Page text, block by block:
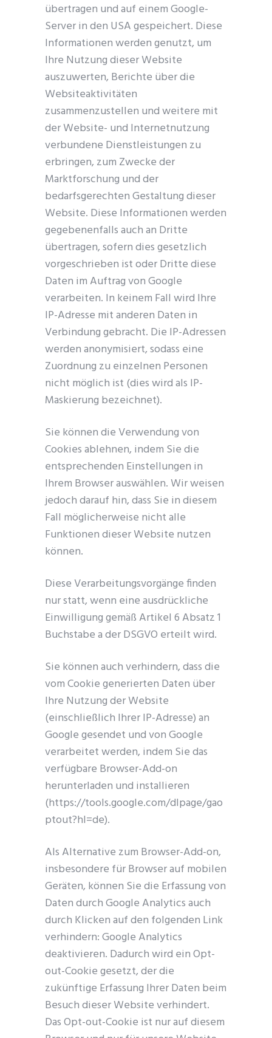
übertragen und auf einem Google-
Server in den USA gespeichert. Diese
Informationen werden genutzt, um
Ihre Nutzung dieser Website
auszuwerten, Berichte über die
Websiteaktivitäten
zusammenzustellen und weitere mit
der Website- und Internetnutzung
verbundene Dienstleistungen zu
erbringen, zum Zwecke der
Marktforschung und der
bedarfsgerechten Gestaltung dieser
Website. Diese Informationen werden
gegebenenfalls auch an Dritte
übertragen, sofern dies gesetzlich
vorgeschrieben ist oder Dritte diese
Daten im Auftrag von Google
verarbeiten. In keinem Fall wird Ihre
IP-Adresse mit anderen Daten in
Verbindung gebracht. Die IP-Adressen
werden anonymisiert, sodass eine
Zuordnung zu einzelnen Personen
nicht möglich ist (dies wird als IP-
Maskierung bezeichnet).
Sie können die Verwendung von
Cookies ablehnen, indem Sie die
entsprechenden Einstellungen in
Ihrem Browser auswählen. Wir weisen
jedoch darauf hin, dass Sie in diesem
Fall möglicherweise nicht alle
Funktionen dieser Website nutzen
können.
Diese Verarbeitungsvorgänge finden
nur statt, wenn eine ausdrückliche
Einwilligung gemäß Artikel 6 Absatz 1
Buchstabe a der DSGVO erteilt wird.
Sie können auch verhindern, dass die
vom Cookie generierten Daten über
Ihre Nutzung der Website
(einschließlich Ihrer IP-Adresse) an
Google gesendet und von Google
verarbeitet werden, indem Sie das
verfügbare Browser-Add-on
herunterladen und installieren
(https://tools.google.com/dlpage/gao
ptout?hl=de).
Als Alternative zum Browser-Add-on,
insbesondere für Browser auf mobilen
Geräten, können Sie die Erfassung von
Daten durch Google Analytics auch
durch Klicken auf den folgenden Link
verhindern: Google Analytics
deaktivieren. Dadurch wird ein Opt-
out-Cookie gesetzt, der die
zukünftige Erfassung Ihrer Daten beim
Besuch dieser Website verhindert.
Das Opt-out-Cookie ist nur auf diesem